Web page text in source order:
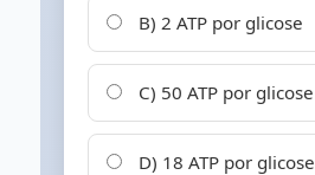
B) 2 ATP por glicose
C) 50 ATP por glicose
D) 18 ATP por glicose